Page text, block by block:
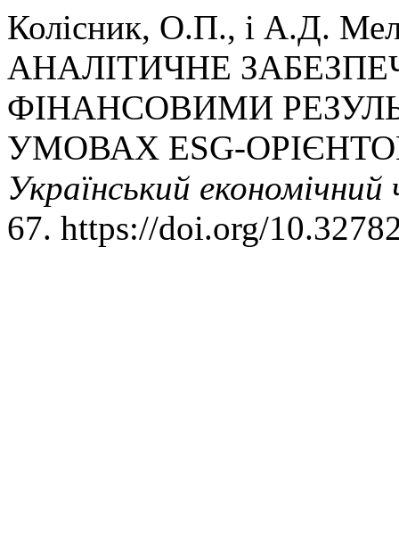
Колісник, О.П., і А.Д.
АНАЛІТИЧНЕ
ФІНАНСОВИМИ
УМОВАХ ESG-
Український економічний
67. https://doi.org/